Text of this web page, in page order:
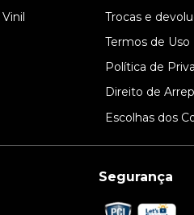
Trocas e
Termos de Uso
Política de
Direito de
Escolhas dos
Segurança